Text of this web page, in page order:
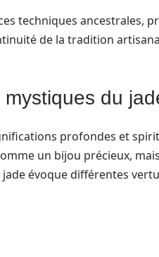
techniques ancestrales,
de la tradition
du
profondes et
un bijou précieux,
évoque différentes